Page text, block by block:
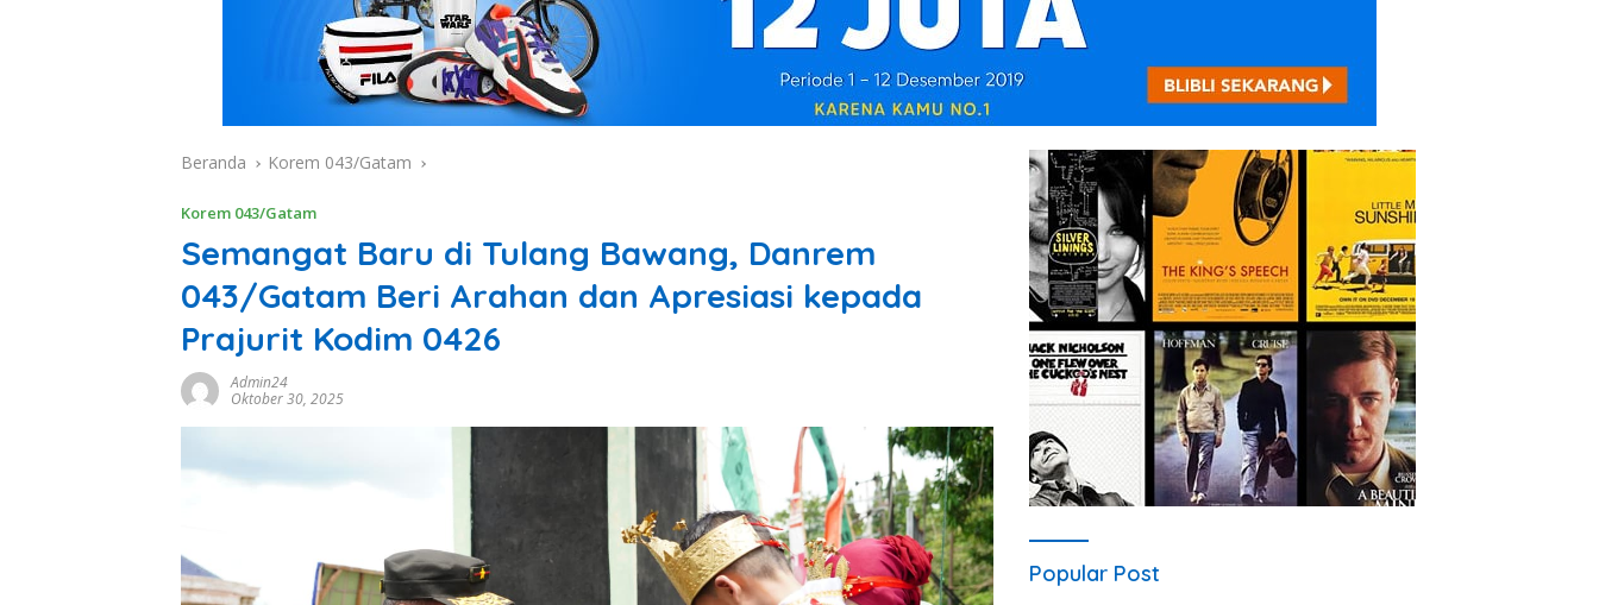
Beranda Korem 043/Gatam
Korem 043/Gatam
Semangat Baru di Tulang Bawang, Danrem
043/Gatam Beri Arahan dan Apresiasi kepada
Prajurit Kodim 0426
Admin24
Oktober 30, 2025
Popular Post